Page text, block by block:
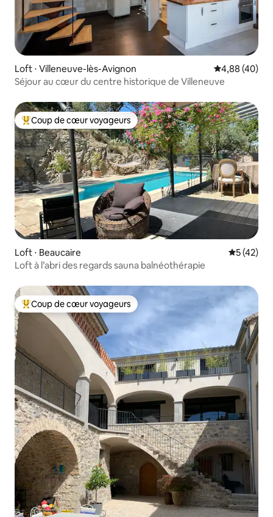
Loft ⋅ Villeneuve-lès-Avignon Évaluation
4,88 (40)
Séjour au cœur du centre historique de Villeneuve
Coups de cœur voyageurs les plus appréciés
Coup de cœur voyageurs
Loft ⋅ Beaucaire
5 (42)
Loft à l’abri des regards sauna balnéothérapie
Coups de cœur voyageurs les plus appréciés
Coup de cœur voyageurs